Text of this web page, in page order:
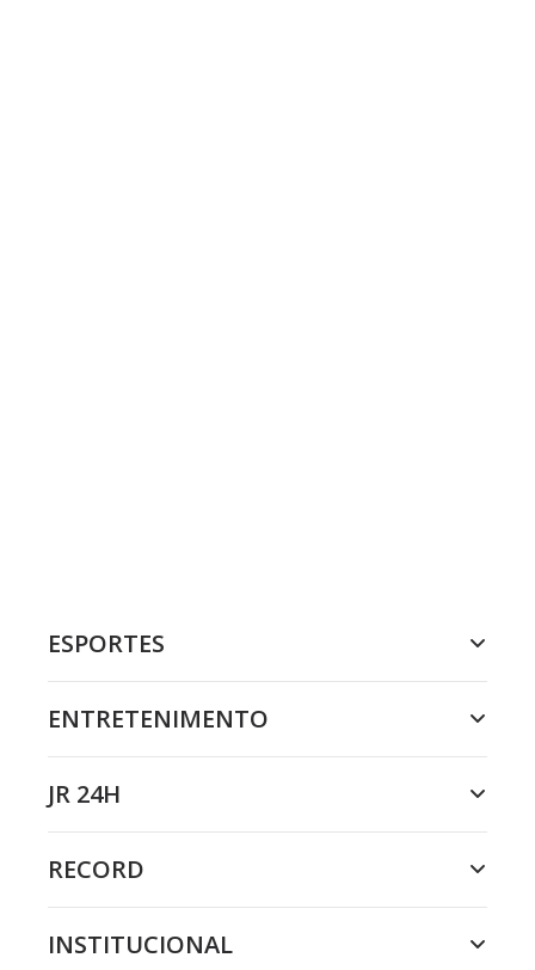
ESPORTES
ENTRETENIMENTO
JR 24H
RECORD
INSTITUCIONAL